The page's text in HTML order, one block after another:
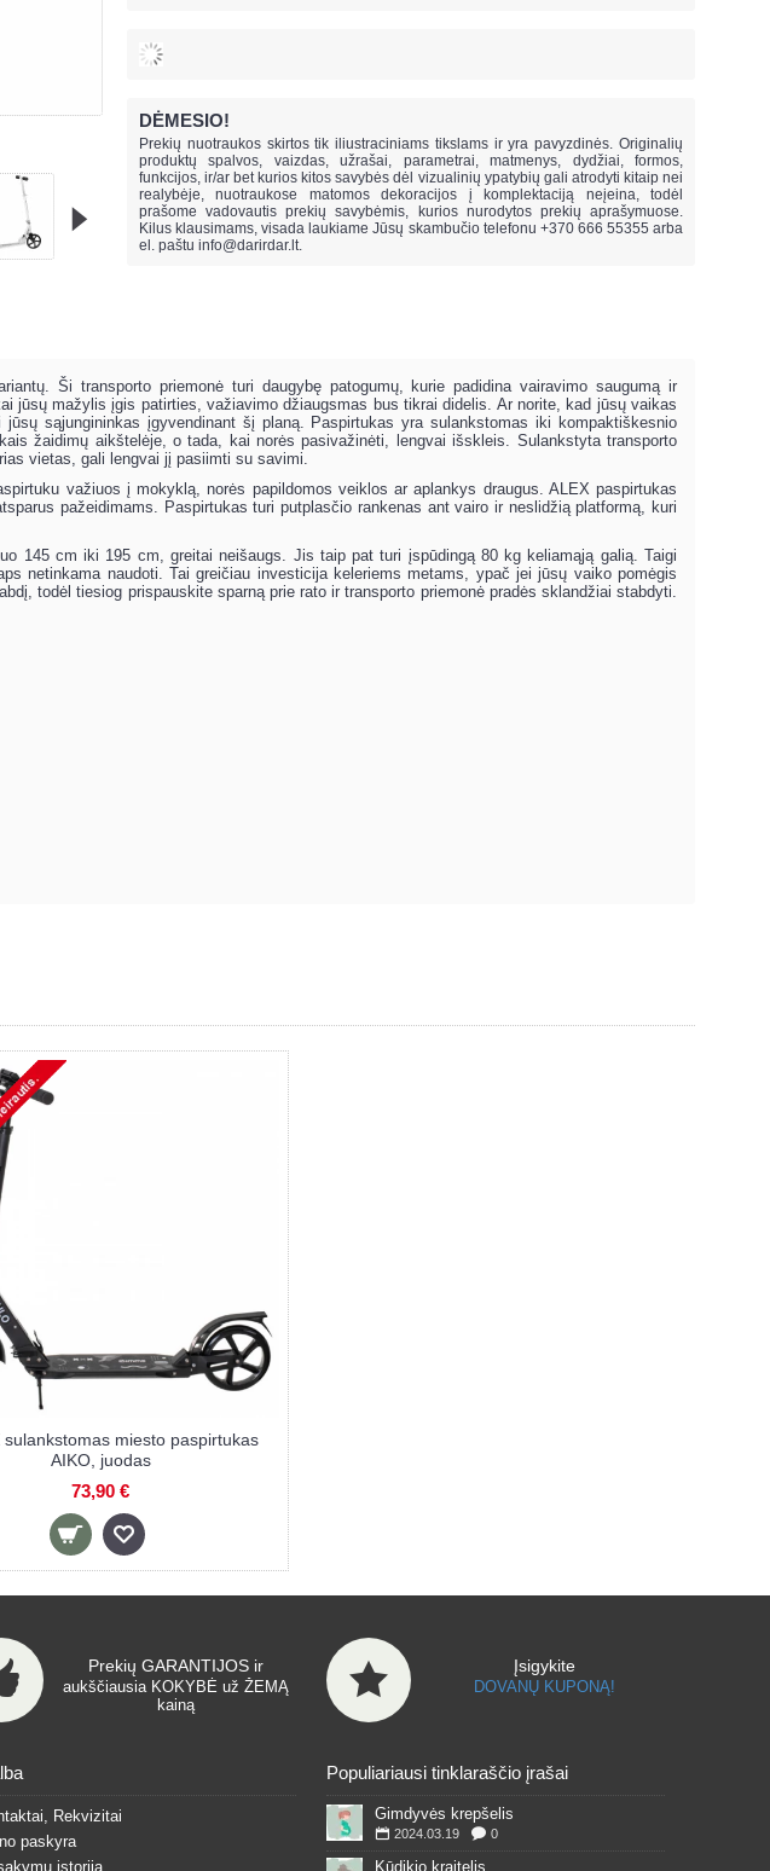
DĖMESIO!
Prekių nuotraukos skirtos tik iliustraciniams tikslams ir yra pavyzdinės. Originalių
produktų spalvos, vaizdas, užrašai, parametrai, matmenys, dydžiai, formos,
funkcijos, ir/ar bet kurios kitos savybės dėl vizualinių ypatybių gali atrodyti kitaip nei
realybėje, nuotraukose matomos dekoracijos į komplektaciją neįeina,todėl
prašome vadovautis prekių savybėmis, kurios nurodytos prekių aprašymuose.
Kilus klausimams, visada laukiame Jūsų skambučio telefonu +370 666 55355 arba
el. paštu info@darirdar.lt.
Ši transporto priemonė turi daugybę patogumų, kurie padidina vairavimo saugumą ir
jūsų mažylis įgis patirties, važiavimo džiaugsmas bus tikrai didelis. Ar norite, kad jūsų vaikas
sąjungininkas įgyvendinant šį planą. Paspirtukas yra sulankstomas iki kompaktiškesnio
žaidimų aikštelėje, o tada, kai norės pasivažinėti, lengvai išskleis. Sulankstyta transporto
vietas, gali lengvai jį pasiimti su savimi.
važiuos į mokyklą, norės papildomos veiklos ar aplankys draugus. ALEX paspirtukas
pažeidimams. Paspirtukas turi putplasčio rankenas ant vairo ir neslidžią platformą, kuri
145 cm iki 195 cm, greitai neišaugs. Jis taip pat turi įspūdingą 80 kg keliamąją galią. Taigi
netinkama naudoti. Tai greičiau investicija keleriems metams, ypač jei jūsų vaiko pomėgis
todėl tiesiog prispauskite sparną prie rato ir transporto priemonė pradės sklandžiai stabdyti.
sulankstomas miesto paspirtukas
AIKO, juodas
73,90 €
Prekių GARANTIJOS ir
aukščiausia KOKYBĖ už ŽEMĄ
kainą
Įsigykite
DOVANŲ KUPONĄ!
Rekvizitai
paskyra
istorija
Populiariausi tinklaraščio įrašai
Gimdyvės krepšelis
2024.03.19 0
Kūdikio kraitelis